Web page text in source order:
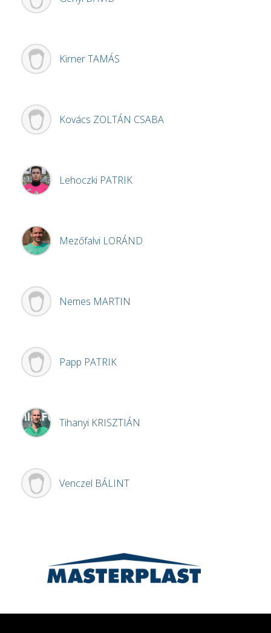
KirnerTAMÁS
Kovács ZOLTÁN CSABA
Lehoczki PATRIK
Mezőfalvi LORÁND
Nemes MARTIN
Papp PATRIK
Tihanyi KRISZTIÁN
Venczel BÁLINT